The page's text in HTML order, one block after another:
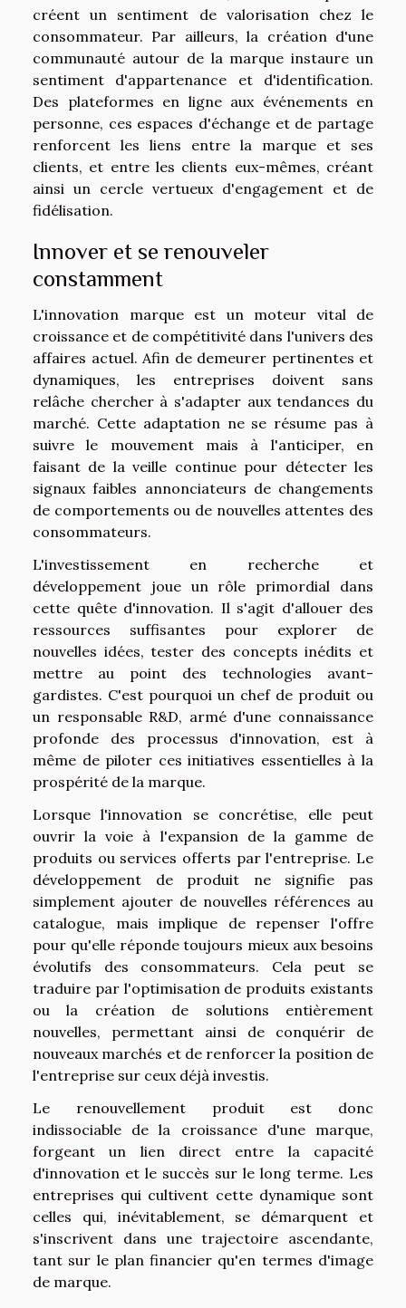
créent un sentiment de valorisation chez le
consommateur. Par ailleurs, la création d'une
communauté autour de la marque instaure un
sentiment d'appartenance et d'identification.
Des plateformes en ligne aux événements en
personne, ces espaces d'échange et de partage
renforcent les liens entre la marque et ses
clients, et entre les clients eux-mêmes, créant
ainsi un cercle vertueux d'engagement et de
fidélisation.
Innover et se renouveler
constamment
L'innovation marque est un moteur vital de
croissance et de compétitivité dans l'univers des
affaires actuel. Afin de demeurer pertinentes et
dynamiques, les entreprises doivent sans
relâche chercher à s'adapter aux tendances du
marché. Cette adaptation ne se résume pas à
suivre le mouvement mais à l'anticiper, en
faisant de la veille continue pour détecter les
signaux faibles annonciateurs de changements
de comportements ou de nouvelles attentes des
consommateurs.
L'investissement en recherche et
développement joue un rôle primordial dans
cette quête d'innovation. Il s'agit d'allouer des
ressources suffisantes pour explorer de
nouvelles idées, tester des concepts inédits et
mettre au point des technologies avant-
gardistes. C'est pourquoi un chef de produit ou
un responsable R&D, armé d'une connaissance
profonde des processus d'innovation, est à
même de piloter ces initiatives essentielles à la
prospérité de la marque.
Lorsque l'innovation se concrétise, elle peut
ouvrir la voie à l'expansion de la gamme de
produits ou services offerts par l'entreprise. Le
développement de produit ne signifie pas
simplement ajouter de nouvelles références au
catalogue, mais implique de repenser l'offre
pour qu'elle réponde toujours mieux aux besoins
évolutifs des consommateurs. Cela peut se
traduire par l'optimisation de produits existants
ou la création de solutions entièrement
nouvelles, permettant ainsi de conquérir de
nouveaux marchés et de renforcer la position de
l'entreprise sur ceux déjà investis.
Le renouvellement produit est donc
indissociable de la croissance d'une marque,
forgeant un lien direct entre la capacité
d'innovation et le succès sur le long terme. Les
entreprises qui cultivent cette dynamique sont
celles qui, inévitablement, se démarquent et
s'inscrivent dans une trajectoire ascendante,
tant sur le plan financier qu'en termes d'image
de marque.